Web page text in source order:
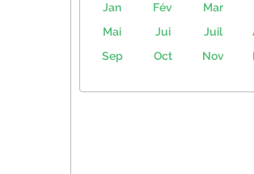
Jan Fév Mar
Mai
Jui Juil
Sep
Oct Nov